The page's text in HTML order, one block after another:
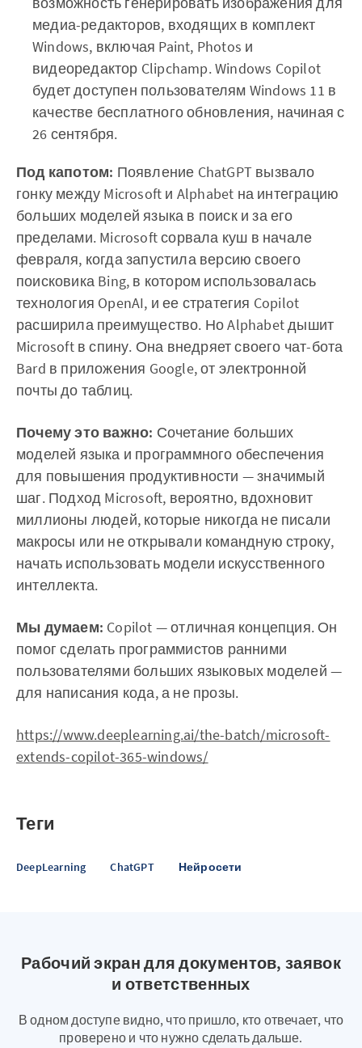
медиа-редакторов, входящих в комплект
Windows, включая Paint, Photos и
видеоредактор Clipchamp. Windows Copilot
будет доступен пользователям Windows 11 в
качестве бесплатного обновления, начиная с
26 сентября.
Под капотом: Появление ChatGPT вызвало
гонку между Microsoft и Alphabet на интеграцию
больших моделей языка в поиск и за его
пределами. Microsoft сорвала куш в начале
февраля, когда запустила версию своего
поисковика Bing, в котором использовалась
технология OpenAI, и ее стратегия Copilot
расширила преимущество. Но Alphabet дышит
Microsoft в спину. Она внедряет своего чат-бота
Bard в приложения Google, от электронной
почты до таблиц.
Почему это важно: Сочетание больших
моделей языка и программного обеспечения
для повышения продуктивности — значимый
шаг. Подход Microsoft, вероятно, вдохновит
миллионы людей, которые никогда не писали
макросы или не открывали командную строку,
начать использовать модели искусственного
интеллекта.
Мы думаем: Copilot — отличная концепция. Он
помог сделать программистов ранними
пользователями больших языковых моделей —
для написания кода, а не прозы.
https://www.deeplearning.ai/the-batch/microsoft-
extends-copilot-365-windows/
Теги
DeepLearning ChatGPT Нейросети
Рабочий экран для документов, заявок
и ответственных
В одном доступе видно, что пришло, кто отвечает, что
проверено и что нужно сделать дальше.